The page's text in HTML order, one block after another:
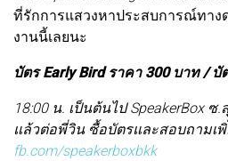
ที่รักการแสวงหาประสบการณ์ทาง
งานนี้เลยนะ
บัตร Early Bird ราคา 300 บาท /
18:00 น. เป็นต้นไป SpeakerBox ซ
แล้วต่อพี่วิน ซื้อบัตรและสอบถามเ
fb.com/speakerboxbkk